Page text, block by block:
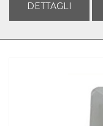
DETTAGLI